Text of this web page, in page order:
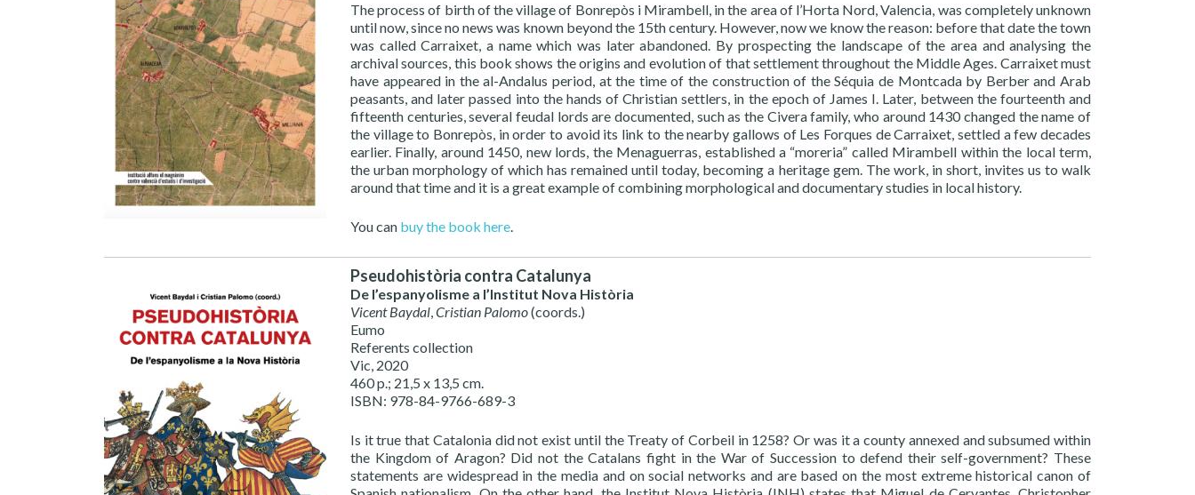
The process of birth of the village of Bonrepòs i Mirambell, in the area of l’Horta Nord, Valencia, was completely unknown
until now, since no news was known beyond the 15th century. However, now we know the reason: before that date the town
was called Carraixet, a name which was later abandoned. By prospecting the landscape of the area and analysing the
archival sources, this book shows the origins and evolution of that settlement throughout the Middle Ages. Carraixet must
have appeared in the al-Andalus period, at the time of the construction of the Séquia de Montcada by Berber and Arab
peasants, and later passed into the hands of Christian settlers, in the epoch of James I. Later, between the fourteenth and
fifteenth centuries, several feudal lords are documented, such as the Civera family, who around 1430 changed the name of
the village to Bonrepòs, in order to avoid its link to the nearby gallows of Les Forques de Carraixet, settled a few decades
earlier. Finally, around 1450, new lords, the Menaguerras, established a “moreria” called Mirambell within the local term,
the urban morphology of which has remained until today, becoming a heritage gem. The work, in short, invites us to walk
around that time and it is a great example of combining morphological and documentary studies in local history.
You can buy the book here.
Pseudohistòria contra Catalunya
De l’espanyolisme a l’Institut Nova Història
Vicent Baydal,Cristian Palomo(coords.)
Eumo
Referents collection
Vic, 2020
460 p.; 21,5 x 13,5 cm.
ISBN: 978-84-9766-689-3
Is it true that Catalonia did not exist until the Treaty of Corbeil in 1258? Or was it a county annexed and subsumed within
the Kingdom of Aragon? Did not the Catalans fight in the War of Succession to defend their self-government? These
statements are widespread in the media and on social networks and are based on the most extreme historical canon of